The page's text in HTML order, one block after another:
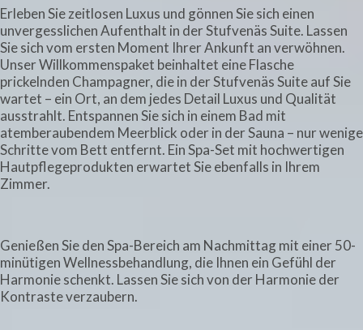
Erleben Sie zeitlosen Luxus und gönnen Sie sich einen
unvergesslichen Aufenthalt in der Stufvenäs Suite. Lassen
Sie sich vom ersten Moment Ihrer Ankunft an verwöhnen.
Unser Willkommenspaket beinhaltet eine Flasche
prickelnden Champagner, die in der Stufvenäs Suite auf Sie
wartet – ein Ort, an dem jedes Detail Luxus und Qualität
ausstrahlt. Entspannen Sie sich in einem Bad mit
atemberaubendem Meerblick oder in der Sauna – nur wenige
Schritte vom Bett entfernt. Ein Spa-Set mit hochwertigen
Hautpflegeprodukten erwartet Sie ebenfalls in Ihrem
Zimmer.
Genießen Sie den Spa-Bereich am Nachmittag mit einer 50-
minütigen Wellnessbehandlung, die Ihnen ein Gefühl der
Harmonie schenkt. Lassen Sie sich von der Harmonie der
Kontraste verzaubern.